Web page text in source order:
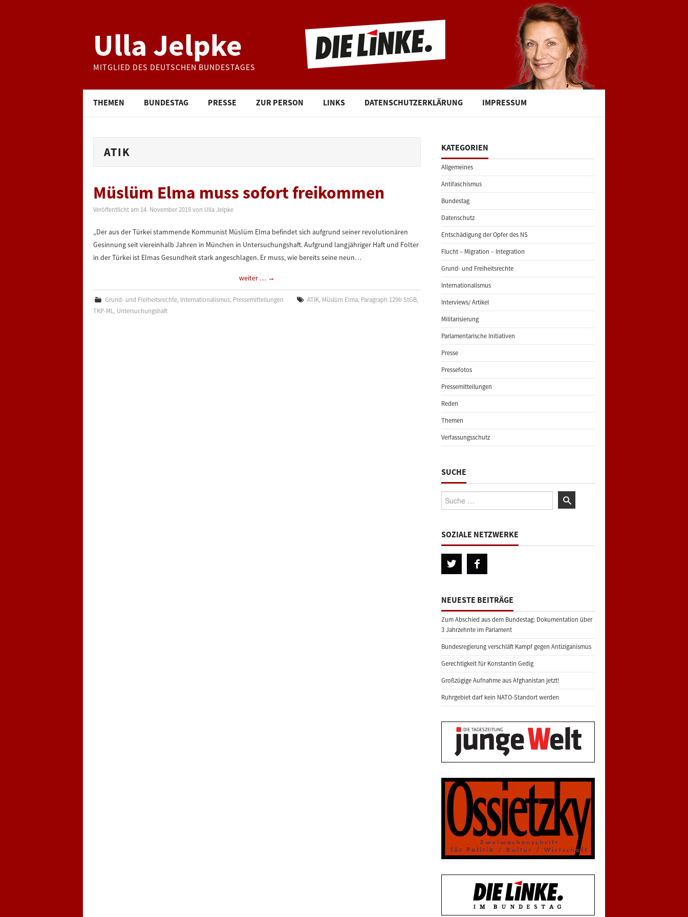
Ulla Jelpke
MITGLIED DES DEUTSCHEN BUNDESTAGES
THEMEN BUNDESTAG PRESSE ZUR PERSON LINKS DATENSCHUTZERKLÄRUNG IMPRESSUM
ATIK
Müslüm Elma muss sofort freikommen
Veröffentlicht am 14. November 2019 von Ulla Jelpke
„Der aus der Türkei stammende Kommunist Müslüm Elma befindet sich aufgrund seiner revolutionären
Gesinnung seit viereinhalb Jahren in München in Untersuchungshaft. Aufgrund langjähriger Haft und Folter
in der Türkei ist Elmas Gesundheit stark angeschlagen. Er muss, wie bereits seine neun…
weiter … →
Grund- und Freiheitsrechte, Internationalismus, Pressemitteilungen ATIK, Müslüm Elma, Paragraph 129b StGB,
TKP-ML, Untersuchungshaft
KATEGORIEN
Allgemeines
Antifaschismus
Bundestag
Datenschutz
Entschädigung der Opfer des NS
Flucht – Migration – Integration
Grund- und Freiheitsrechte
Internationalismus
Interviews/ Artikel
Militarisierung
Parlamentarische Initiativen
Presse
Pressefotos
Pressemitteilungen
Reden
Themen
Verfassungsschutz
SUCHE
Suche:
SOZIALE NETZWERKE
NEUESTE BEITRÄGE
Zum Abschied aus dem Bundestag: Dokumentation über
3 Jahrzehnte im Parlament
Bundesregierung verschläft Kampf gegen Antiziganismus
Gerechtigkeit für Konstantin Gedig
Großzügige Aufnahme aus Afghanistan jetzt!
Ruhrgebiet darf kein NATO-Standort werden